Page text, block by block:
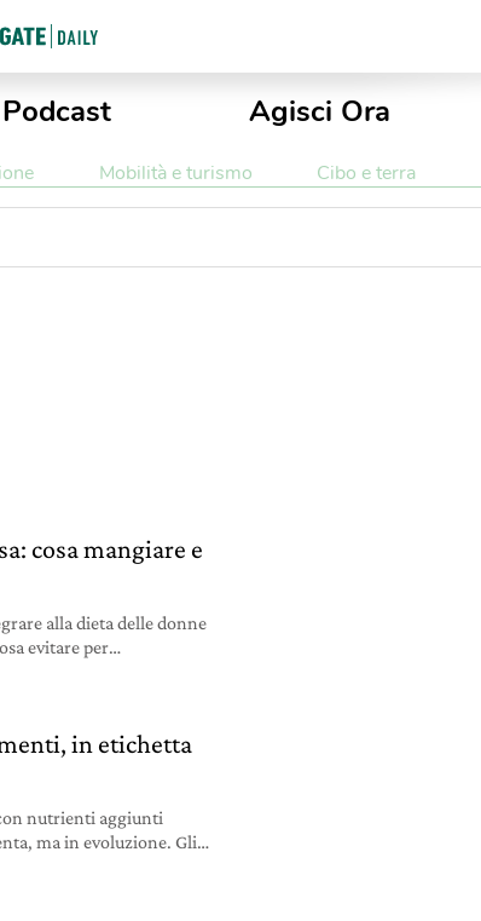
Podcast Agisci Ora
Mobilità e turismo Cibo e terra
cosa mangiare e
alla dieta delle donne
evitare per
in etichetta
nutrienti aggiunti
ma in evoluzione. Gli
dall’Efsa. Il caso di un